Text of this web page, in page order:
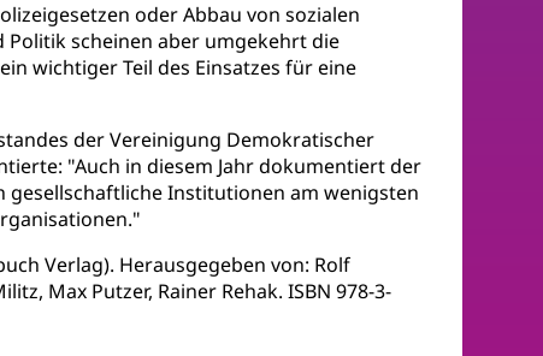
oder Abbau von sozialen
Politik scheinen aber umgekehrt die
wichtiger Teil des Einsatzes für eine
der Vereinigung Demokratischer
"Auch in diesem Jahr dokumentiert der
Institutionen am wenigsten
Verlag). Herausgegeben von: Rolf
Max Putzer, Rainer Rehak. ISBN 978-3-